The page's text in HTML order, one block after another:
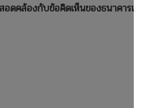
คล้องกับข้อคิดเห็นของธนาคารแห่ง